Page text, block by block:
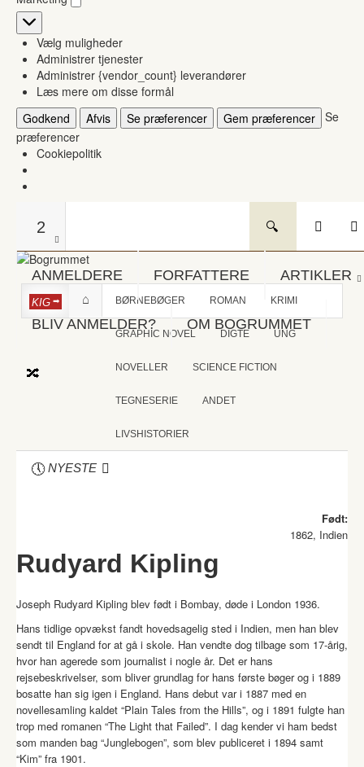
Marketing
Vælg muligheder
Administrer tjenester
Administrer {vendor_count} leverandører
Læs mere om disse formål
Godkend
Afvis Se præferencer Gem præferencer Se
præferencer
Cookiepolitik
2
ANMELDERE FORFATTERE ARTIKLER
BLIV ANMELDER? OM BOGRUMMET
KIG BØRNEBØGER ROMAN KRIMI
GRAPHIC NOVEL DIGTE UNG
NOVELLER SCIENCE FICTION
TEGNESERIE ANDET
LIVSHISTORIER
NYESTE
Født:
1862, Indien
Rudyard Kipling
Joseph Rudyard Kipling blev født i Bombay, døde i London 1936.
Hans tidlige opvækst fandt hovedsagelig sted i Indien, men han blev
sendt til England for at gå i skole. Han vendte dog tilbage som 17-årig,
hvor han agerede som journalist i nogle år. Det er hans
rejsebeskrivelser, som bliver grundlag for hans første bøger og i 1889
bosatte han sig igen i England. Hans debut var i 1887 med en
novellesamling kaldet “Plain Tales from the Hills”, og i 1891 fulgte han
trop med romanen “The Light that Failed”. I dag kender vi ham bedst
som manden bag “Junglebogen”, som blev publiceret i 1894 samt
“Kim” fra 1901.